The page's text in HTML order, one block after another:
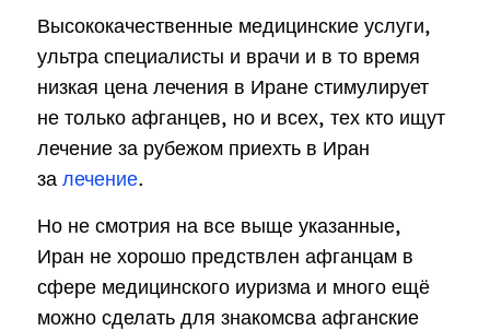
Высококачественные медицинские услуги,
ультра специалисты и врачи и в то время
низкая цена лечения в Иране стимулирует
не только афганцев, но и всех, тех кто ищут
лечение за рубежом приехть в Иран
залечение.
Но не смотрия на все выще указанные,
Иран не хорошо предствлен афганцам в
сфере медицинского иуризма и много ещё
можно сделать для знакомсва афганские